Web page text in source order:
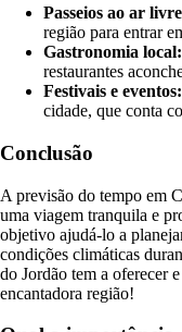
Passeios ao ar
região para entrar
Gastronomia local:
restaurantes
Festivais e eventos:
cidade, que conta
Conclusão
A previsão do tempo em
uma viagem tranquila e
objetivo ajudá-lo a
condições climáticas
do Jordão tem a oferecer
encantadora região!